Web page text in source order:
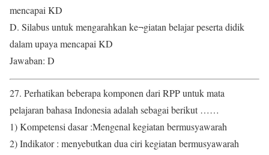
mencapai KD
D. Silabus untuk mengarahkan ke¬giatan belajar peserta didik
dalam upaya mencapai KD
Jawaban: D
27. Perhatikan beberapa komponen dari RPP untuk mata
pelajaran bahasa Indonesia adalah sebagai berikut ……
1) Kompetensi dasar :Mengenal kegiatan bermusyawarah
2) Indikator : menyebutkan dua ciri kegiatan bermusyawarah